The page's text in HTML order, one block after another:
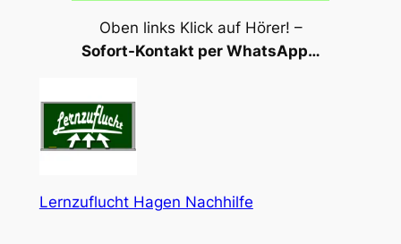
Oben links Klick auf Hörer! –
Sofort-Kontakt per WhatsApp…
Lernzuflucht Hagen Nachhilfe